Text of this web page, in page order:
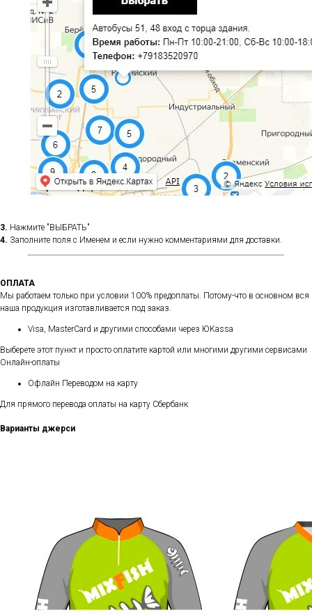
3. Нажмите "ВЫБРАТЬ"
4. Заполните поля с Именем и если нужно комментариями для доставки.
ОПЛАТА
Мы работаем только при условии 100% предоплаты. Потому-что в основном вся
наша продукция изготавливается под заказ.
Visa, MasterCard и другими способами через ЮKassa
Выберете этот пункт и просто оплатите картой или многими другими сервисами
Онлайн-оплаты
Офлайн Переводом на карту
Для прямого перевода оплаты на карту Сбербанк
Варианты джерси